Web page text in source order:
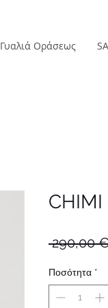
Γυαλιά Οράσεως
CHIMI
290,00
Ποσότητα *